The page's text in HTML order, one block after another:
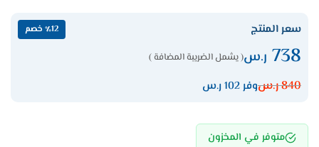
سعر المنتج ٪12 خصم
738 ر.س( يشمل الضريبة المضافة )
840ر.سوفر 102 ر.س
متوفر في المخزون